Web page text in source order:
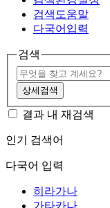
검색도움말
다국어입력
검색
상세검색
결과 내 재검색
인기 검색어
다국어 입력
히라가나